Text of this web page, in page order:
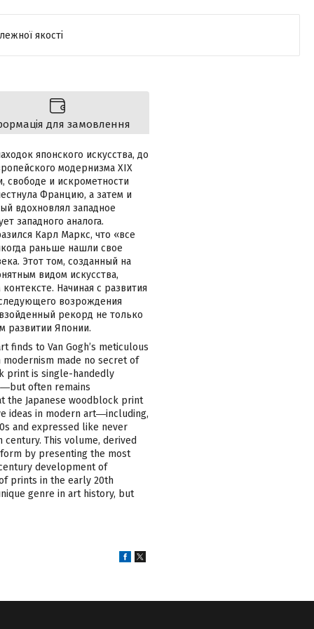
якості
для замовлення
японского искусства, до
модернизма XIX
свободе и искрометности
Францию, а затем и
вдохновлял западное
западного аналога.
Карл Маркс, что «все
раньше нашли свое
Этот том, созданный на
видом искусства,
Начиная с развития
возрождения
рекорд не только
развитии Японии.
finds to Van Gogh’s meticulous
made no secret of
print is single-handedly
often remains
the Japanese woodblock print
ideas in modern art―including,
and expressed like never
This volume, derived
by presenting the most
development of
prints in the early 20th
genre in art history, but